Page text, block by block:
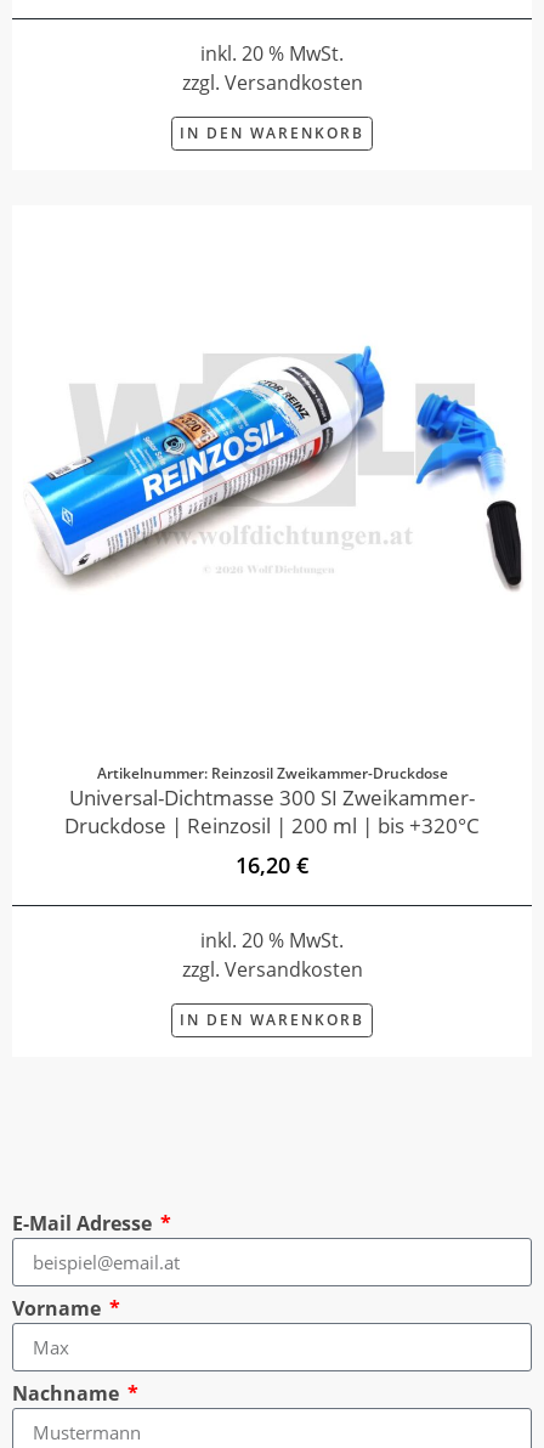
inkl. 20 % MwSt.
zzgl. Versandkosten
IN DEN WARENKORB
Artikelnummer: Reinzosil Zweikammer-Druckdose
Universal-Dichtmasse 300 SI Zweikammer-
Druckdose | Reinzosil | 200 ml | bis +320°C
16,20 €
inkl. 20 % MwSt.
zzgl. Versandkosten
IN DEN WARENKORB
E-Mail Adresse
Vorname
Nachname